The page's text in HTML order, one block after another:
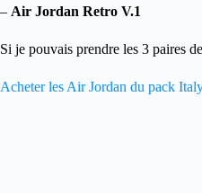
– Air Jordan Retro V.1
Si je pouvais prendre les 3 paires de
Acheter les Air Jordan du pack